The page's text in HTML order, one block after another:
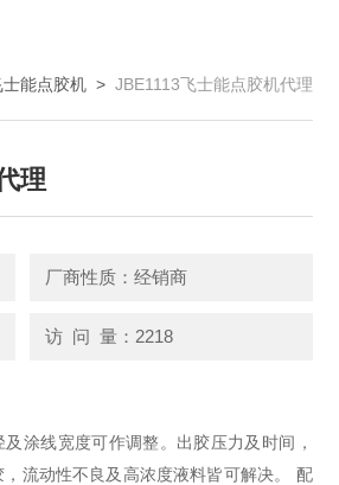
士能点胶机 > JBE1113飞士能点胶机代理
理
厂商性质：经销商
访 问 量：2218
涂线宽度可作调整。出胶压力及时间，
流动性不良及高浓度液料皆可解决。 配